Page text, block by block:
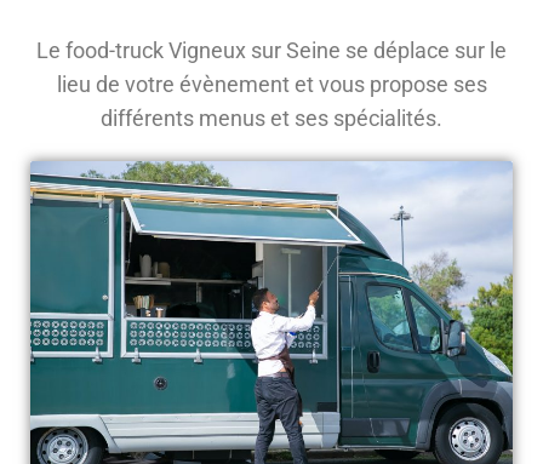
Le food-truck Vigneux sur Seine se déplace sur le
lieu de votre évènement et vous propose ses
différents menus et ses spécialités.